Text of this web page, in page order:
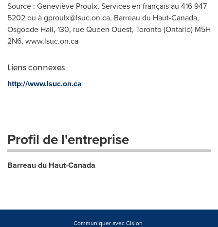
Source : Geneviève Proulx, Services en français au 416 947-
5202 ou àgproulx@lsuc.on.ca, Barreau du Haut-Canada,
Osgoode Hall, 130, rue Queen Ouest, Toronto (Ontario) M5H
2N6, www.lsuc.on.ca
Liens connexes
http://www.lsuc.on.ca
Profil de l'entreprise
Barreau du Haut-Canada
Communiquer avec Cision